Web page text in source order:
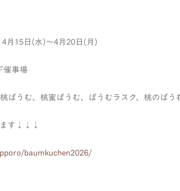
月15日(水)～4月20日(月)
催事場
ばうむ、桃蜜ばうむ、ばうむラスク、桃のば
ます↓↓↓
baumkuchen2026/